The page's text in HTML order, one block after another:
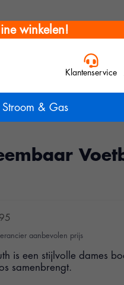
winkelen!
Klantenservice
Stroom & Gas
aanbevolen prijs
is een stijlvolle dames
samenbrengt.